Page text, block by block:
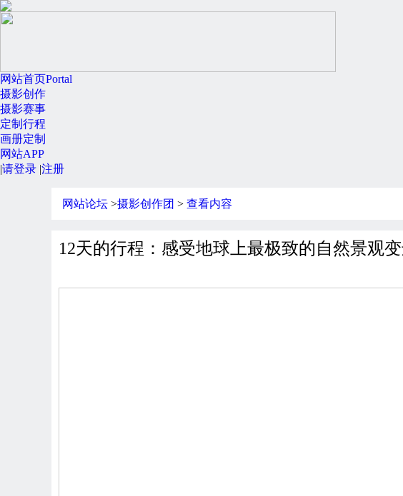
网站首页Portal
摄影创作
摄影赛事
定制行程
画册定制
网站APP
|请登录 |注册
网站论坛 >摄影创作团 > 查看内容
12天的行程：感受地球上最极致的自然景观